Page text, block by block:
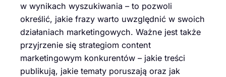
w wynikach wyszukiwania – to pozwoli
określić, jakie frazy warto uwzględnić w swoich
działaniach marketingowych. Ważne jest także
przyjrzenie się strategiom content
marketingowym konkurentów – jakie treści
publikują, jakie tematy poruszają oraz jak